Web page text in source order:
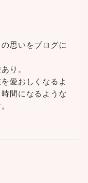
思いをブログに
り。
愛おしくなるよ
間になるような